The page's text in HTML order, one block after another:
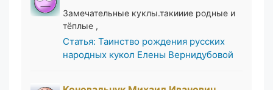
Замечательные куклы.такииие родные и
тёплые ,
Статья: Таинство рождения русских
народных кукол Елены Вернидубовой